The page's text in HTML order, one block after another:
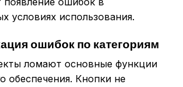
условиях использования.
ошибок по категориям
ломают основные функции
обеспечения. Кнопки не